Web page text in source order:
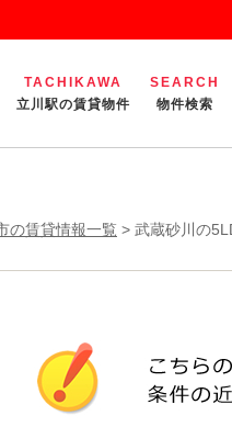
TACHIKAWA
立川駅の賃貸物件
SEARCH
物件検索
の賃貸情報一覧 > 武蔵砂川の